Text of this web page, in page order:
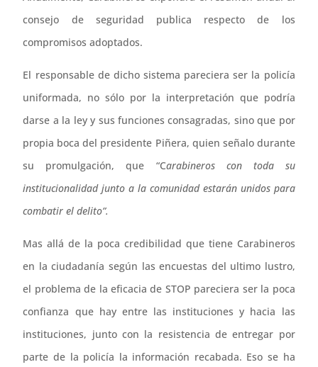
consejo de seguridad publica respecto de los
compromisos adoptados.
El responsable de dicho sistema pareciera ser la policía
uniformada, no sólo por la interpretación que podría
darse a la ley y sus funciones consagradas, sino que por
propia boca del presidente Piñera, quien señalo durante
su promulgación, que “Carabineros con toda su
institucionalidad junto a la comunidad estarán unidos para
combatir el delito”.
Mas allá de la poca credibilidad que tiene Carabineros
en la ciudadanía según las encuestas del ultimo lustro,
el problema de la eficacia de STOP pareciera ser la poca
confianza que hay entre las instituciones y hacia las
instituciones, junto con la resistencia de entregar por
parte de la policía la información recabada. Eso se ha